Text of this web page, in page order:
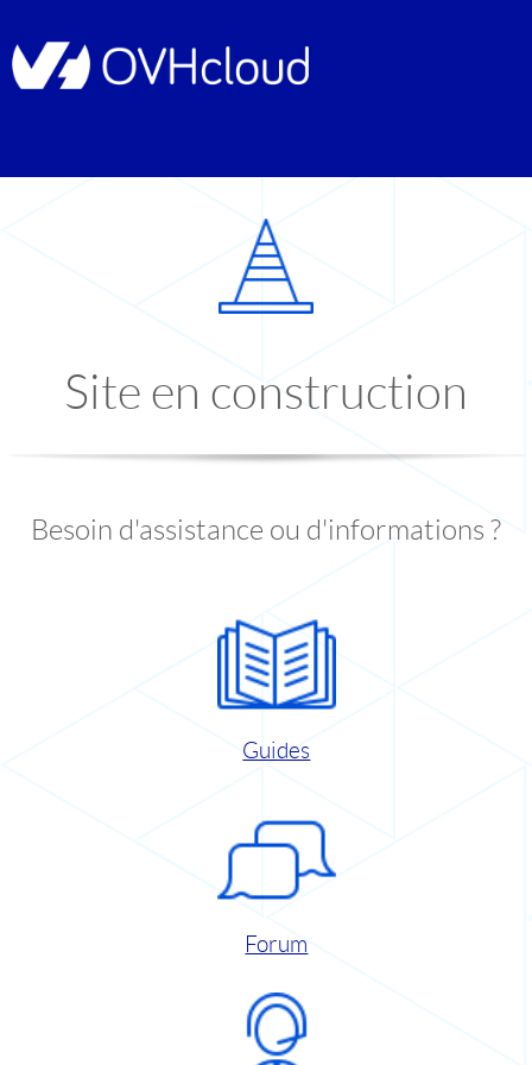
Site en construction
Besoin d'assistance ou d'informations ?
Guides
Forum